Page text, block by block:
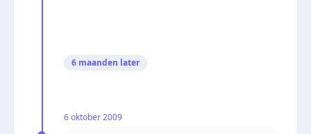
6 maanden later
6 oktober 2009